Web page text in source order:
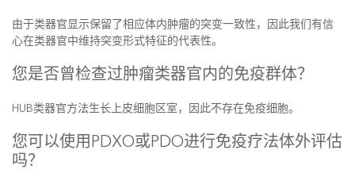
由于类器官显示保留了相应体内肿瘤的突变一致性，因此我们有信
心在类器官中维持突变形式特征的代表性。
您是否曾检查过肿瘤类器官内的免疫群体？
HUB类器官方法生长上皮细胞区室，因此不存在免疫细胞。
您可以使用PDXO或PDO进行免疫疗法体外评估
吗？